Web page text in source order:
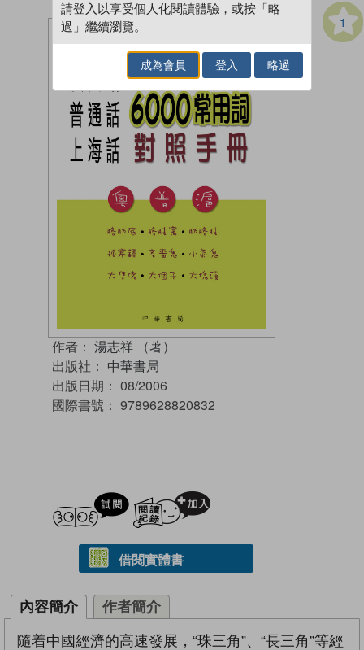
1
作者： 湯志祥 （著）
出版社： 中華書局
出版日期： 08/2006
國際書號： 9789628820832
試閲
借閱實體書
內容簡介 作者簡介
隨着中國經濟的高速發展，“珠三角”、“長三角”等經
請登入以享受個人化閱讀體驗，或按「略
過」繼續瀏覽。
成為會員 登入 略過